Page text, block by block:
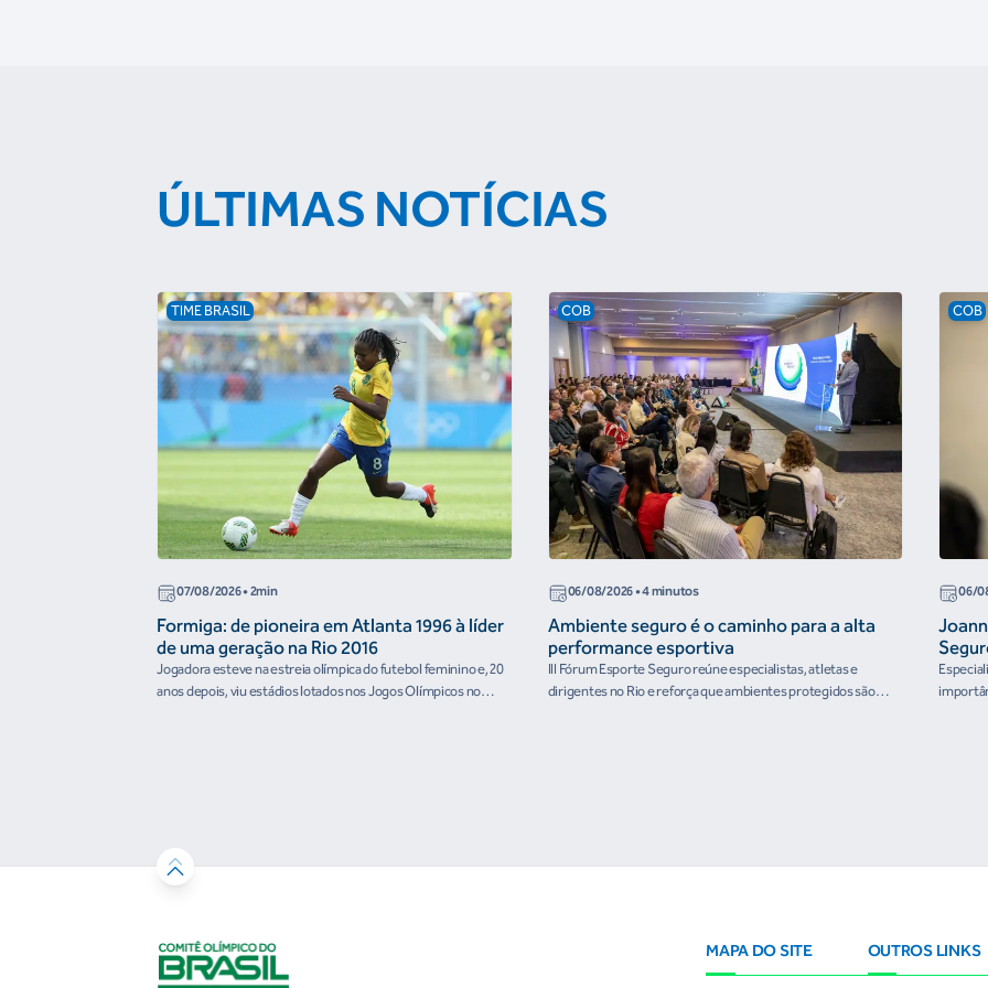
ÚLTIMAS NOTÍCIAS
TIME BRASIL
07/08/2026• 2min
Formiga: de pioneira em Atlanta 1996 à líder
de uma geração na Rio 2016
Jogadora esteve na estreia olímpica do futebol feminino e, 20
anos depois, viu estádios lotados nos Jogos Olímpicos no
COB
06/08/2026• 4 minutos
Ambiente seguro é o caminho para a alta
performance esportiva
III Fórum Esporte Seguro reúne especialistas, atletas e
dirigentes no Rio e reforça que ambientes protegidos são
COB
06/
MAPA DO SITE OUTROS LINKS